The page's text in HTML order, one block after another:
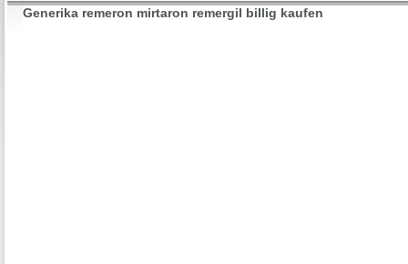
Generika remeron mirtaron remergil billig kaufen